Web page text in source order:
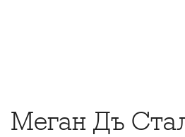
Меган Дъ